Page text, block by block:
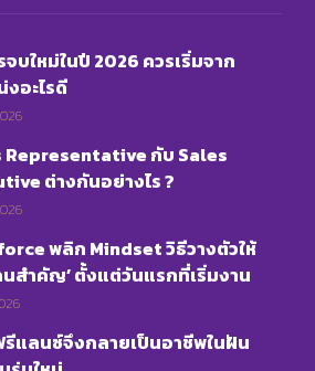
บใหม่ในปี 2026 ควรเริ่มจาก
อะไรดี
Representative กับ Sales
ต่างกันอย่างไร ?
พลิก Mindset วิธีวางตัวให้
นสำคัญ’ ตั้งแต่วันแรกที่เริ่มงาน
รีแลนซ์จึงกลายเป็นอาชีพในฝัน